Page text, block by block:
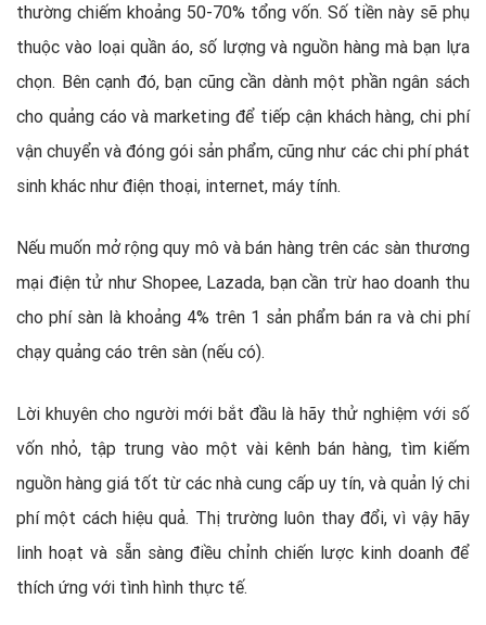
thường chiếm khoảng 50-70% tổng vốn. Số tiền này sẽ phụ
thuộc vào loại quần áo, số lượng và nguồn hàng mà bạn lựa
chọn. Bên cạnh đó, bạn cũng cần dành một phần ngân sách
cho quảng cáo và marketing để tiếp cận khách hàng, chi phí
vận chuyển và đóng gói sản phẩm, cũng như các chi phí phát
sinh khác như điện thoại, internet, máy tính.
Nếu muốn mở rộng quy mô và bán hàng trên các sàn thương
mại điện tử như Shopee, Lazada, bạn cần trừ hao doanh thu
cho phí sàn là khoảng 4% trên 1 sản phẩm bán ra và chi phí
chạy quảng cáo trên sàn (nếu có).
Lời khuyên cho người mới bắt đầu là hãy thử nghiệm với số
vốn nhỏ, tập trung vào một vài kênh bán hàng, tìm kiếm
nguồn hàng giá tốt từ các nhà cung cấp uy tín, và quản lý chi
phí một cách hiệu quả. Thị trường luôn thay đổi, vì vậy hãy
linh hoạt và sẵn sàng điều chỉnh chiến lược kinh doanh để
thích ứng với tình hình thực tế.